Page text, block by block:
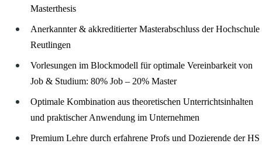
Masterthesis
Anerkannter & akkreditierter Masterabschluss der Hochschule
Reutlingen
Vorlesungen im Blockmodell für optimale Vereinbarkeit von
Job & Studium: 80% Job – 20% Master
Optimale Kombination aus theoretischen Unterrichtsinhalten
und praktischer Anwendung im Unternehmen
Premium Lehre durch erfahrene Profs und Dozierende der HS